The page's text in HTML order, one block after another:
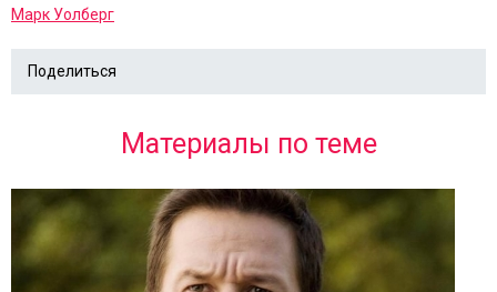
Марк Уолберг
Поделиться
Материалы по теме